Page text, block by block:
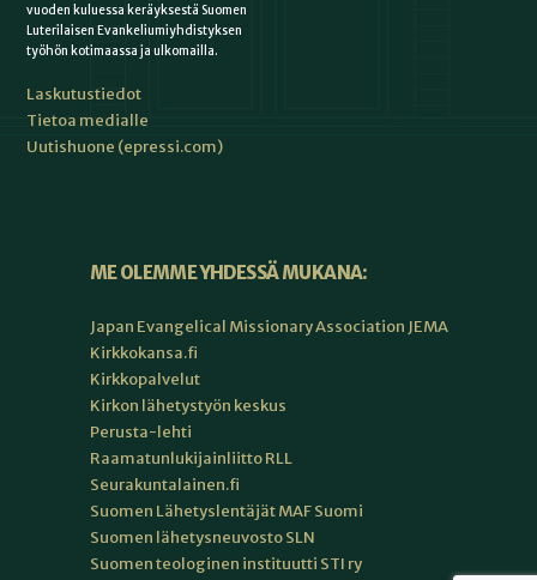
vuoden kuluessa keräyksestä Suomen
Luterilaisen Evankeliumiyhdistyksen
työhön kotimaassa ja ulkomailla.
Laskutustiedot
Tietoa medialle
Uutishuone (epressi.com)
ME OLEMME YHDESSÄ MUKANA:
Japan Evangelical Missionary Association JEMA
Kirkkokansa.fi
Kirkkopalvelut
Kirkon lähetystyön keskus
Perusta-lehti
Raamatunlukijainliitto RLL
Seurakuntalainen.fi
Suomen Lähetyslentäjät MAF Suomi
Suomen lähetysneuvosto SLN
Suomen teologinen instituutti STI ry